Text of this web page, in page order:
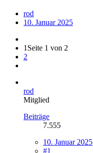
rod
10. Januar 2025
1 Seite 1 von 2
2
rod
Mitglied
Beiträge
7.555
10. Januar 2025
#1